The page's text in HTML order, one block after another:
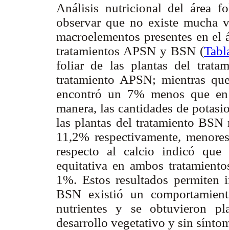
Análisis nutricional del área
observar que no existe mucha
macroelementos presentes en
tratamientos APSN y BSN (
foliar de las plantas del
tratamiento APSN; mientras
encontró un 7% menos que
manera, las cantidades de
las plantas del tratamiento
11,2% respectivamente,
respecto al calcio indicó que
equitativa en ambos
1%. Estos resultados
BSN existió un
nutrientes y se obtuvieron
desarrollo vegetativo y sin